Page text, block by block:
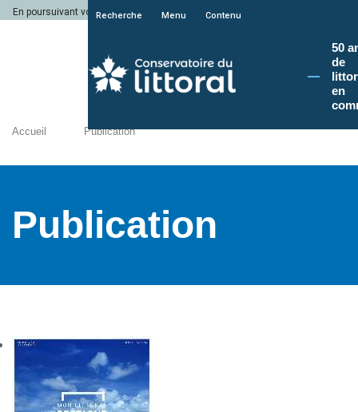
En poursuivant votre navigation sur le site du Conservatoire du littoral, vous
Recherche Menu Contenu
50
de
en
Accueil Publication
Publication